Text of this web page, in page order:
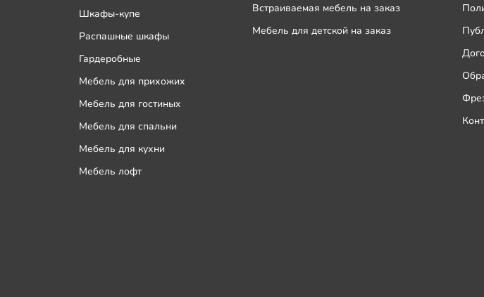
Шкафы-купе
Распашные шкафы
Гардеробные
Мебель для прихожих
Мебель для гостиных
Мебель для спальни
Мебель для кухни
Мебель лофт
Встраиваемая мебель на заказ
Мебель для детской на заказ